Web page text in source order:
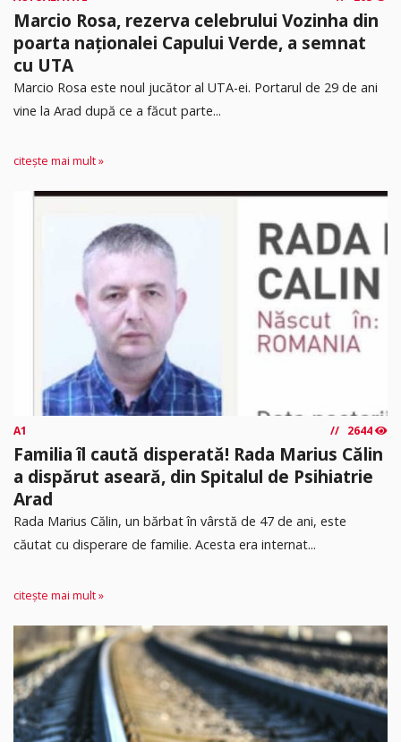
Marcio Rosa, rezerva celebrului Vozinha din
poarta naționalei Capului Verde, a semnat
cu UTA
Marcio Rosa este noul jucător al UTA-ei. Portarul de 29 de ani
vine la Arad după ce a făcut parte...
citește mai mult »
A1 2644
Familia îl caută disperată! Rada Marius Călin
a dispărut aseară, din Spitalul de Psihiatrie
Arad
Rada Marius Călin, un bărbat în vârstă de 47 de ani, este
căutat cu disperare de familie. Acesta era internat...
citește mai mult »